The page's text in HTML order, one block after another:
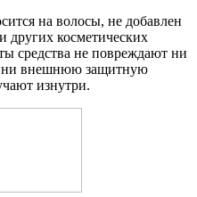
на волосы, не добавлен
других косметических
средства не повреждают ни
ни внешнюю защитную
изнутри.